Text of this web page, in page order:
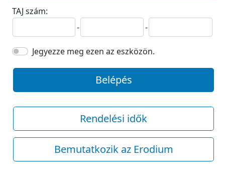
TAJ szám:
-
-
Jegyezze meg ezen az eszközön.
Belépés
Rendelési idők
Bemutatkozik az Erodium